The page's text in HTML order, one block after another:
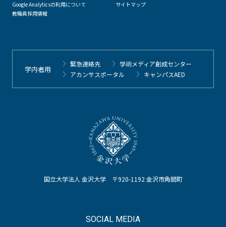
国立大学法人 金沢大学 〒920-1192 金沢市角間町
SOCIAL MEDIA
Google Analyticsの利用について
教職員採用情報
サイトマップ
学内者用
緊急連絡先
学術メディア創成センター
アカンサスポータル
キャンパスAED